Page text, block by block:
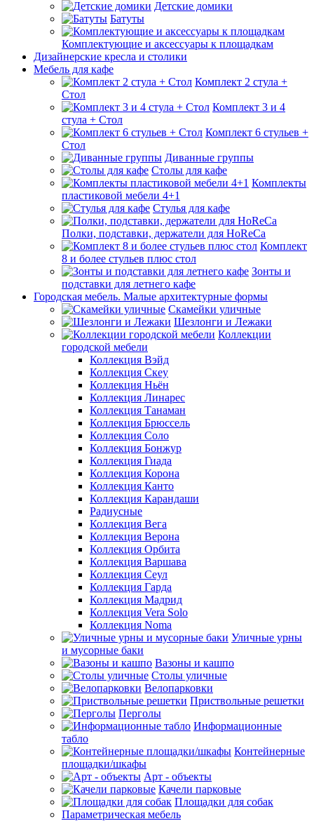
Детские домики
Батуты
Комплектующие и аксессуары к площадкам
Дизайнерские кресла и столики
Мебель для кафе
Комплект 2 стула +
Стол
Комплект 3 и 4
стула + Стол
Комплект 6 стульев +
Стол
Диванные группы
Столы для кафе
Комплекты
пластиковой мебели 4+1
Стулья для кафе
Полки, подставки, держатели для HoReCa
Комплект
8 и более стульев плюс стол
Зонты и
подставки для летнего кафе
Городская мебель. Малые архитектурные формы
Скамейки уличные
Шезлонги и Лежаки
Коллекции
городской мебели
Коллекция Вэйд
Коллекция Скеу
Коллекция Ньён
Коллекция Линарес
Коллекция Танаман
Коллекция Брюссель
Коллекция Соло
Коллекция Бонжур
Коллекция Гиада
Коллекция Корона
Коллекция Канто
Коллекция Карандаши
Радиусные
Коллекция Вега
Коллекция Верона
Коллекция Орбита
Коллекция Варшава
Коллекция Сеул
Коллекция Гарда
Коллекция Мадрид
Коллекция Vera Solo
Коллекция Noma
Уличные урны
и мусорные баки
Вазоны и кашпо
Столы уличные
Велопарковки
Приствольные решетки
Перголы
Информационные
табло
Контейнерные
площадки/шкафы
Арт - объекты
Качели парковые
Площадки для собак
Параметрическая мебель